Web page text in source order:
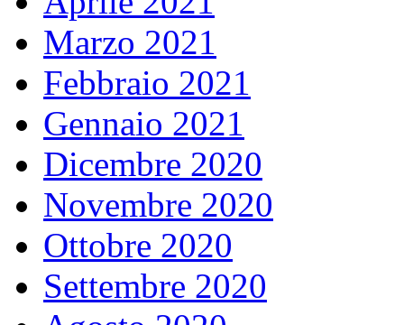
Marzo 2021
Febbraio 2021
Gennaio 2021
Dicembre 2020
Novembre 2020
Ottobre 2020
Settembre 2020